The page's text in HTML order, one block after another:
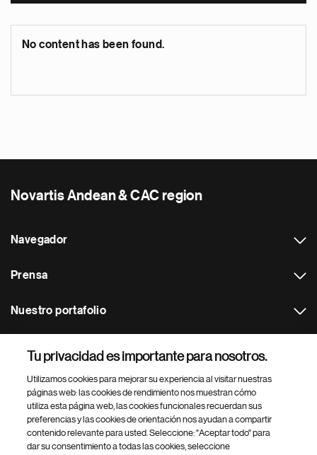
No content has been found.
Novartis Andean & CAC region
Navegador
Prensa
Nuestro portafolio
Footer Site Search
Tu privacidad es importante para nosotros.
Utilizamos cookies para mejorar su experiencia al visitar nuestras
páginas web: las cookies de rendimiento nos muestran cómo
utiliza esta página web, las cookies funcionales recuerdan sus
preferencias y las cookies de orientación nos ayudan a compartir
contenido relevante para usted. Seleccione: "Aceptar todo" para
dar su consentimiento a todas las cookies, seleccione